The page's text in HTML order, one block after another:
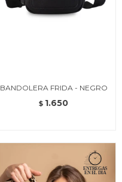
BANDOLERA FRIDA - NEGRO
$ 1.650